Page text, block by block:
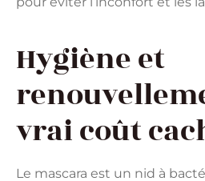
Hygiène et
vrai coût
Le mascara est un nid à